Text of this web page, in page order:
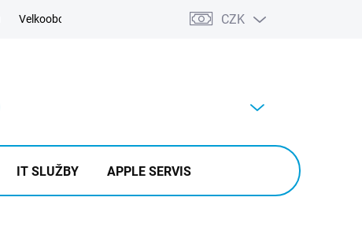
Velkoobchod Výkup CZK
IT SLUŽBY APPLE SERVIS